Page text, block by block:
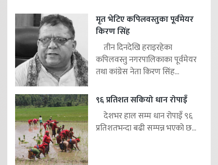
मृत भेटिए कपिलवस्तुका पूर्वमेयर
किरण सिंह
तीन दिनदेखि हराइरहेका
कपिलवस्तु नगरपालिकाका पूर्वमेयर
तथा कांग्रेस नेता किरण सिंह...
९६ प्रतिशत सकियो धान रोपाइँ
देशभर हाल सम्म धान रोपाइँ ९६
प्रतिशतभन्दा बढी सम्पन्न भएको छ...